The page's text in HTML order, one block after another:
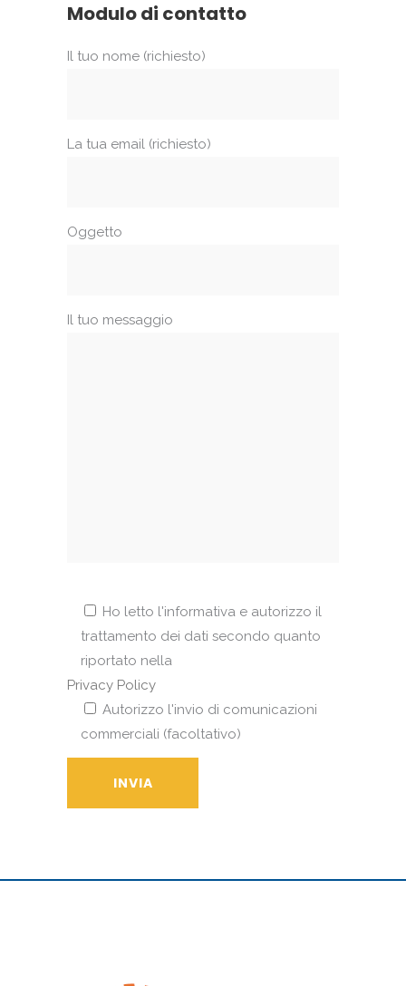
Modulo di contatto
Il tuo nome (richiesto)
La tua email (richiesto)
Oggetto
Il tuo messaggio
Ho letto l'informativa e autorizzo il
trattamento dei dati secondo quanto
riportato nella
Privacy Policy
Autorizzo l'invio di comunicazioni
commerciali (facoltativo)